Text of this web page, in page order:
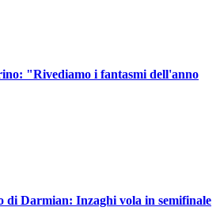
"Rivediamo i fantasmi dell'anno
di Darmian: Inzaghi vola in semifinale